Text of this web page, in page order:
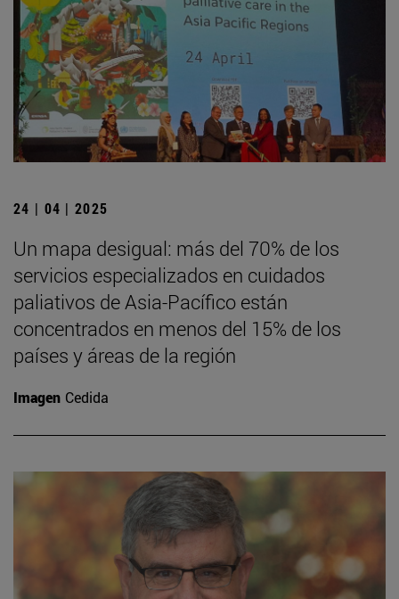
24 | 04 | 2025
Un mapa desigual: más del 70% de los
servicios especializados en cuidados
paliativos de Asia-Pacífico están
concentrados en menos del 15% de los
países y áreas de la región
Imagen Cedida